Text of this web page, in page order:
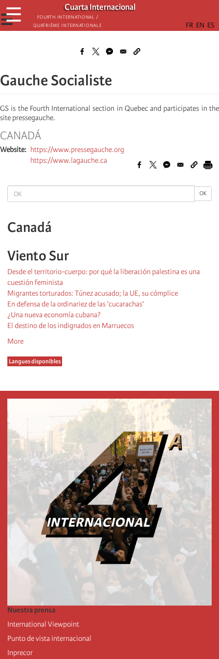
Skip
to
main
Cuarta Internacional
Fourth International /
Quatrième internationale
☰
☰
OK OK
Canadá
Viento Sur
Desde el territorio-cuerpo: por qué la liberación palestina es una
cuestión feminista
Migrantes torturados: Túnez acusado; la UE, su cómplice
En defensa de la ordinariez de las 'cucarachas'
¿Una nueva economía cubana?
El destino de los indignados en Marruecos
More
Langues disponibles
Gauche Socialiste
GS is the Fourth International section in Quebec and participates in the
site pressegauche.
CANADÁ
Website
https://www.pressegauche.org
https://www.lagauche.ca
Nuestra prensa
International Viewpoint
Punto de vista internacional
Inprecor